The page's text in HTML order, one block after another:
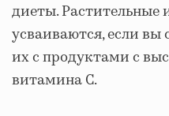
диеты. Растительные
усваиваются, если вы
их с продуктами с
витамина С.